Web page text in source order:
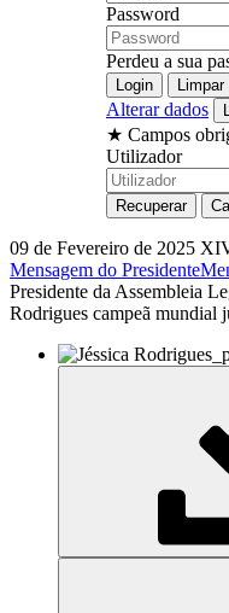
Password
Perdeu a sua
Alterar dados
★ Campos
Utilizador
09 de Fevereiro de 2025
Mensagem do Presidente
Presidente da Assembleia
Rodrigues campeã mundial